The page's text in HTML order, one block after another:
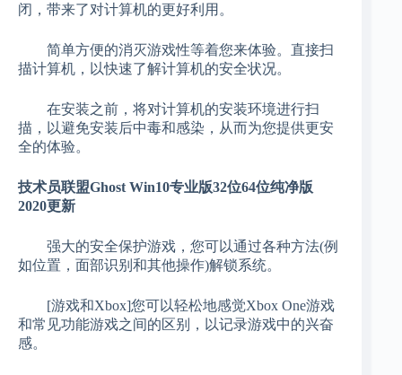
闭，带来了对计算机的更好利用。
简单方便的消灭游戏性等着您来体验。直接扫
描计算机，以快速了解计算机的安全状况。
在安装之前，将对计算机的安装环境进行扫
描，以避免安装后中毒和感染，从而为您提供更安
全的体验。
技术员联盟Ghost Win10专业版32位64位纯净版
2020更新
强大的安全保护游戏，您可以通过各种方法(例
如位置，面部识别和其他操作)解锁系统。
[游戏和Xbox]您可以轻松地感觉Xbox One游戏
和常见功能游戏之间的区别，以记录游戏中的兴奋
感。